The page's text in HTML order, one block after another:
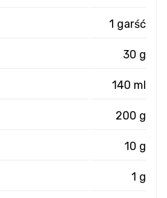
1 garść
30 g
140 ml
200 g
10 g
1 g